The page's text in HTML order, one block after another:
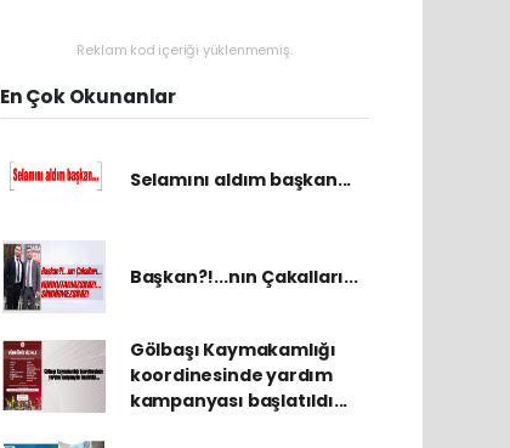
Reklam kod içeriği yüklenmemiş.
En Çok Okunanlar
Selamını aldım başkan...
Başkan?!...nın Çakalları...
Gölbaşı Kaymakamlığı
koordinesinde yardım
kampanyası başlatıldı...